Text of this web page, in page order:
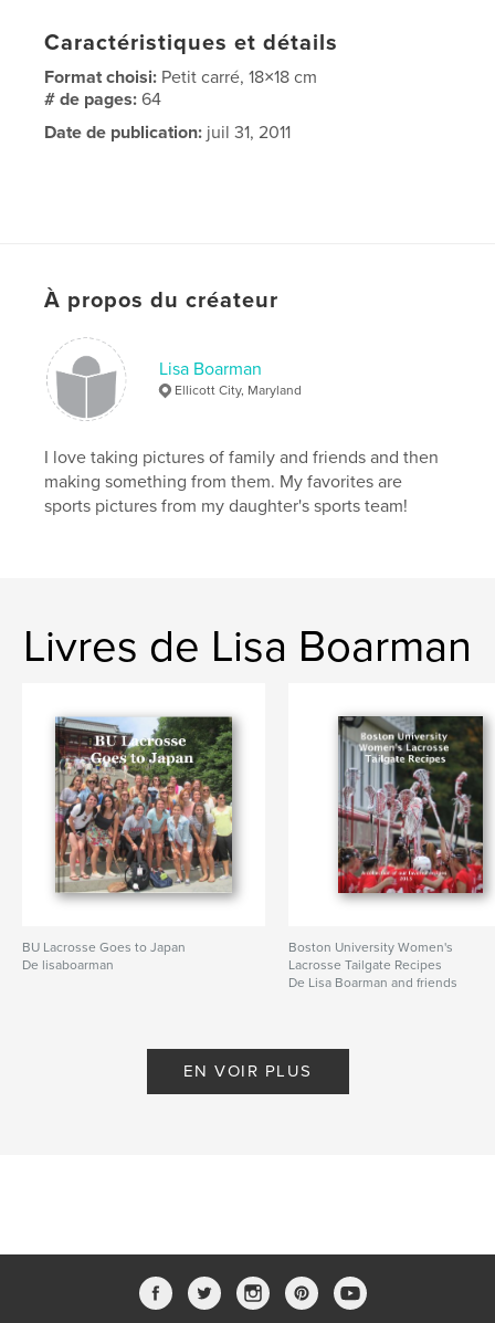
Caractéristiques et détails
Format choisi: Petit carré, 18×18 cm
# de pages:64
Date de publication: juil 31, 2011
À propos du créateur
Lisa Boarman
Ellicott City, Maryland
I love taking pictures of family and friends and then
making something from them. My favorites are
sports pictures from my daughter's sports team!
Livres de Lisa Boarman
BU Lacrosse Goes to Japan
De lisaboarman
Boston University Women's
Lacrosse Tailgate Recipes
De Lisa Boarman and friends
EN VOIR PLUS